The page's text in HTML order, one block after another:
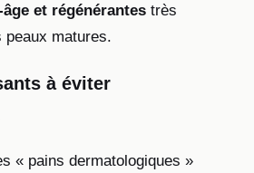
et régénérantes très
peaux matures.
à éviter
« pains dermatologiques »